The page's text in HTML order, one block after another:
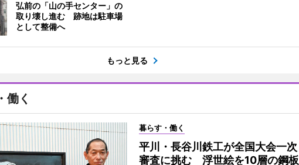
弘前の「山の手センター」の
取り壊し進む 跡地は駐車場
として整備へ
もっと見る
働く
暮らす・働く
平川・長谷川鉄工が全国大会一次
審査に挑む 浮世絵を10層の鋼板